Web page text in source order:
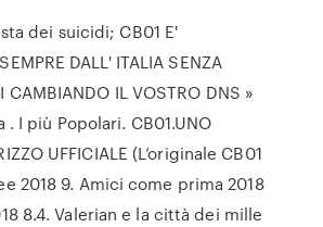
dei suicidi; CB01 E'
DALL' ITALIA SENZA
CAMBIANDO IL VOSTRO DNS »
. I più Popolari. CB01.UNO
UFFICIALE (L’originale CB01
2018 9. Amici come prima 2018
8.4. Valerian e la città dei mille